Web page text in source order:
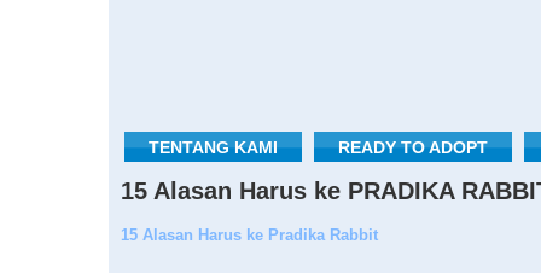
TENTANG KAMI READY TO ADOPT
15 Alasan Harus ke PRADIKA
15 Alasan Harus ke Pradika Rabbit